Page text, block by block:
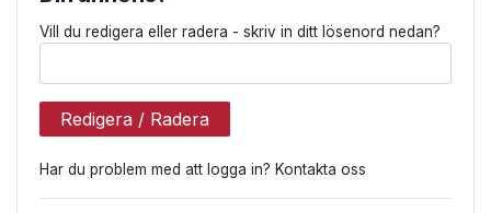
Vill du redigera eller radera - skriv in ditt lösenord nedan?
Redigera / Radera
Har du problem med att logga in? Kontakta oss